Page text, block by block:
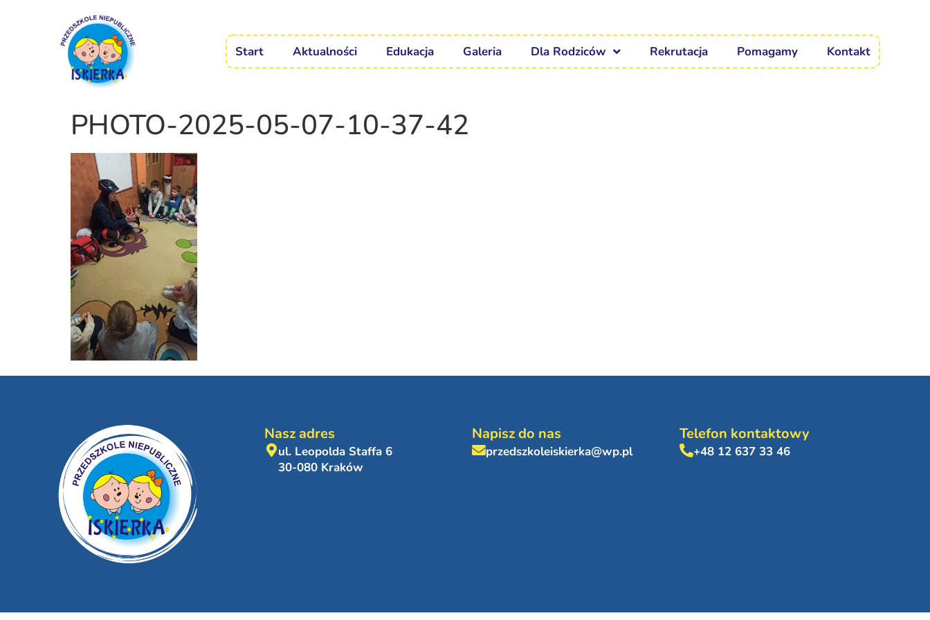
Start Aktualności Edukacja Galeria Dla Rodziców Rekrutacja Pomagamy Kontakt
PHOTO-2025-05-07-10-37-42
Nasz adres
ul. Leopolda Staffa 6
30-080 Kraków
Napisz do nas
przedszkoleiskierka@wp.pl
Telefon kontaktowy
+48 12 637 33 46